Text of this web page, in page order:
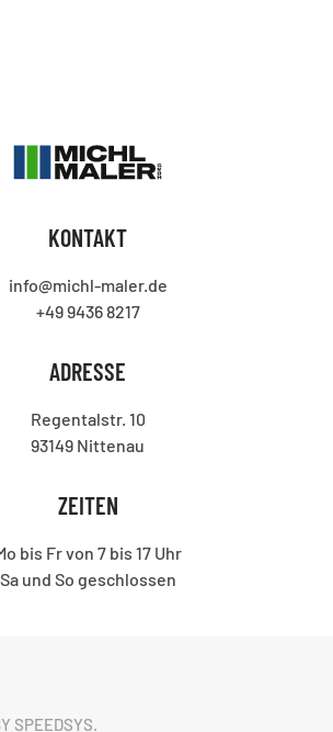
ADRESSE
Regentalstr. 10
93149 Nittenau
KONTAKT
info@michl-maler.de
+49 9436 8217
ZEITEN
bis Fr von 7 bis 17 Uhr
Sa und So geschlossen
SPEEDSYS.